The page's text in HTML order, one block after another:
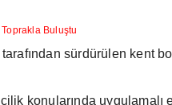
sürdürülen kent
konularında